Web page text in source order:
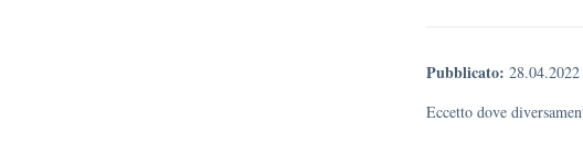
Pubblicato: 28.04.2022
Eccetto dove